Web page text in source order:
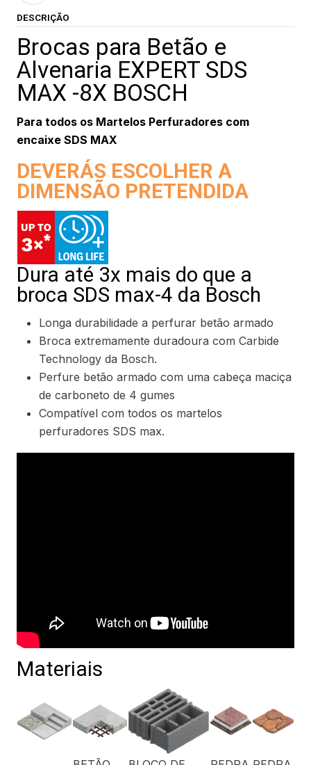
DESCRIÇÃO
Brocas para Betão e
Alvenaria EXPERT SDS
MAX -8X BOSCH
Para todos os Martelos Perfuradores com
encaixe SDS MAX
DEVERÁS ESCOLHER A
DIMENSÃO PRETENDIDA
Dura até 3x mais do que a
broca SDS max-4 da Bosch
Longa durabilidade a perfurar betão armado
Broca extremamente duradoura com Carbide
Technology da Bosch.
Perfure betão armado com uma cabeça maciça
de carboneto de 4 gumes
Compatível com todos os martelos
perfuradores SDS max.
Materiais